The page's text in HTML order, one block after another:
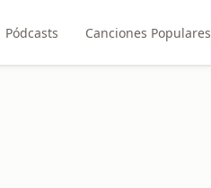
Pódcasts Canciones Populares